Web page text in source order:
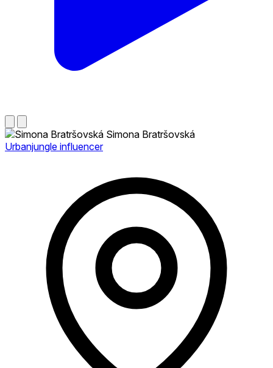
Simona Bratršovská
Urbanjungle influencer